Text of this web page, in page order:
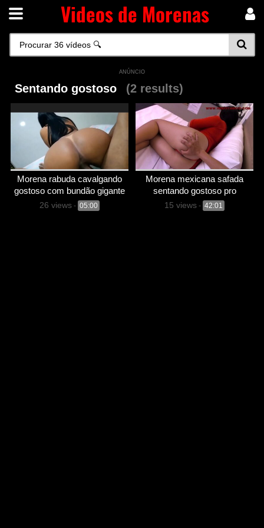
Videos de Morenas
ANÚNCIO
Sentando gostoso (2 results)
Morena rabuda cavalgando
gostoso com bundão gigante
26 views - 05:00
Morena mexicana safada
sentando gostoso pro
namorado
15 views - 42:01